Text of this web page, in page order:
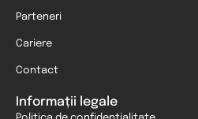
Parteneri
Cariere
Contact
Informații legale